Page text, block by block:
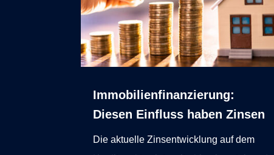
Immobilienfinanzierung:
Diesen Einfluss haben Zinsen
Die aktuelle Zinsentwicklung auf dem